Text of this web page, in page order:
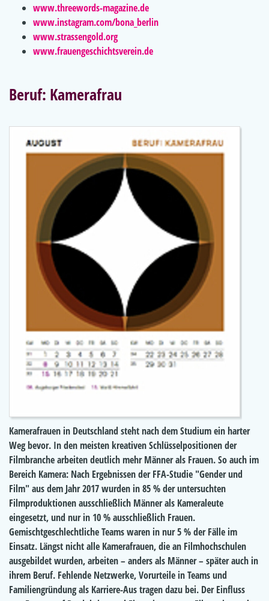
www.threewords-magazine.de
www.instagram.com/bona_berlin
www.strassengold.org
www.frauengeschichtsverein.de
Beruf: Kamerafrau
Kamerafrauen in Deutschland steht nach dem Studium ein harter
Weg bevor. In den meisten kreativen Schlüsselpositionen der
Filmbranche arbeiten deutlich mehr Männer als Frauen. So auch im
Bereich Kamera: Nach Ergebnissen der FFA-Studie "Gender und
Film" aus dem Jahr 2017 wurden in 85 % der untersuchten
Filmproduktionen ausschließlich Männer als Kameraleute
eingesetzt, und nur in 10 % ausschließlich Frauen.
Gemischtgeschlechtliche Teams waren in nur 5 % der Fälle im
Einsatz. Längst nicht alle Kamerafrauen, die an Filmhochschulen
ausgebildet wurden, arbeiten – anders als Männer – später auch in
ihrem Beruf. Fehlende Netzwerke, Vorurteile in Teams und
Familiengründung als Karriere-Aus tragen dazu bei. Der Einfluss